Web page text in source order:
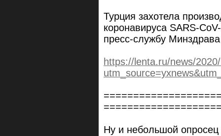
Турция захотела
коронавируса SARS-
пресс-службу
https://lenta.ru/news/
Ну и небольшой опросец